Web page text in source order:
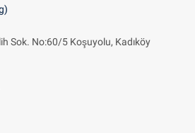
Sok. No:60/5 Koşuyolu, Kadıköy